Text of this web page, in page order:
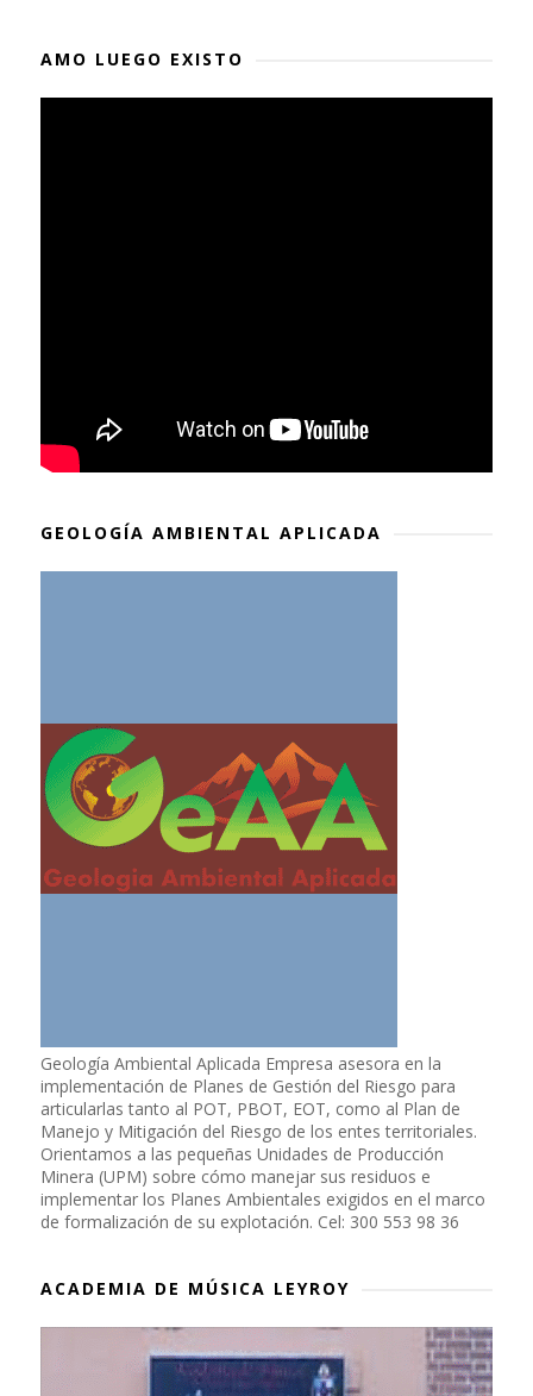
AMO LUEGO EXISTO
GEOLOGÍA AMBIENTAL APLICADA
Geología Ambiental Aplicada Empresa asesora en la
implementación de Planes de Gestión del Riesgo para
articularlas tanto al POT, PBOT, EOT, como al Plan de
Manejo y Mitigación del Riesgo de los entes territoriales.
Orientamos a las pequeñas Unidades de Producción
Minera (UPM) sobre cómo manejar sus residuos e
implementar los Planes Ambientales exigidos en el marco
de formalización de su explotación. Cel: 300 553 98 36
ACADEMIA DE MÚSICA LEYROY